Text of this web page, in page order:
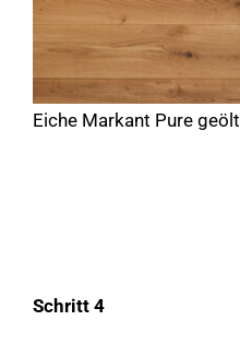
Eiche Markant Pure geölt
Schritt 4